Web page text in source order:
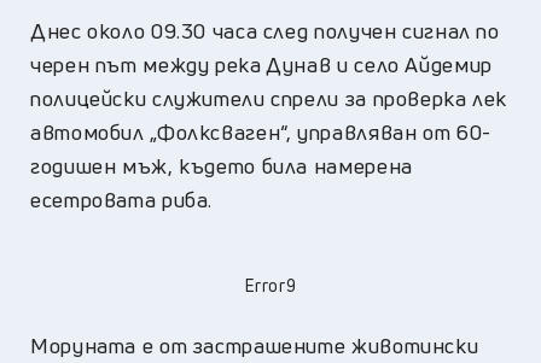
Днес около 09.30 часа след получен сигнал по
черен път между река Дунав и село Айдемир
полицейски служители спрели за проверка лек
автомобил „Фолксваген“, управляван от 60-
годишен мъж, където била намерена
есетровата риба.
Error9
Моруната е от застрашените животински